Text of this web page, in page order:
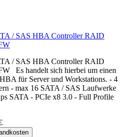
/ SAS HBA Controller RAID
/ SAS HBA Controller RAID
Es handelt sich hierbei um einen
für Server und Workstations. - 4
- max 16 SATA / SAS Laufwerke
SATA - PCIe x8 3.0 - Full Profile